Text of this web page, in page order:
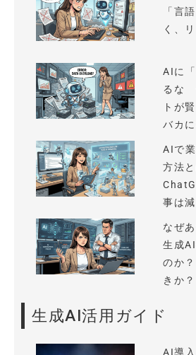
「言
く、
AIに
るな
トが
バカ
AIで
方法
事は
なぜ
生成
のか
きか？
生成AI活用ガイド